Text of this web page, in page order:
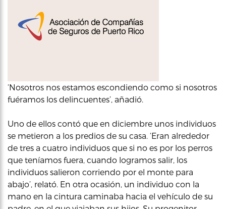
‘Nosotros nos estamos escondiendo como si nosotros
fuéramos los delincuentes’, añadió.
Uno de ellos contó que en diciembre unos individuos
se metieron a los predios de su casa. ‘Eran alrededor
de tres a cuatro individuos que si no es por los perros
que teníamos fuera, cuando logramos salir, los
individuos salieron corriendo por el monte para
abajo’, relató. En otra ocasión, un individuo con la
mano en la cintura caminaba hacia el vehículo de su